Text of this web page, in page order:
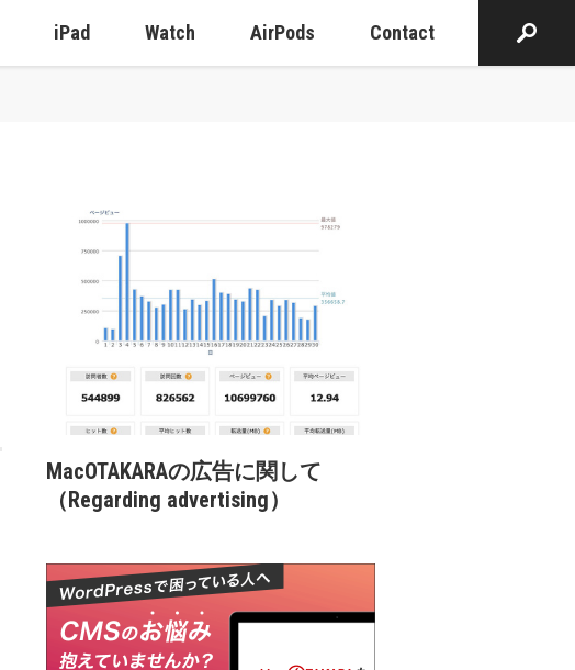
iPad Watch AirPods Contact
MacOTAKARAの広告に関して
（Regarding advertising）